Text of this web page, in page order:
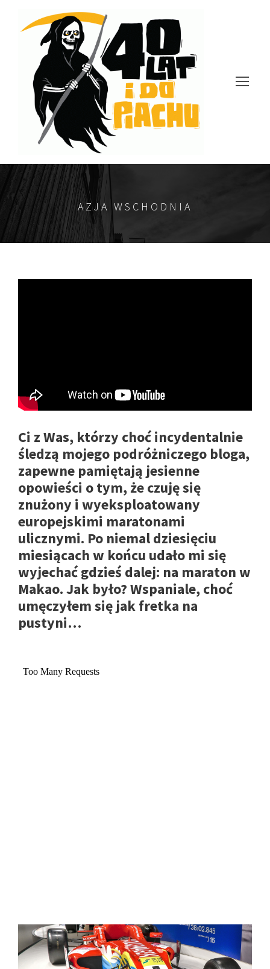
AZJA WSCHODNIA
Ci z Was, którzy choć incydentalnie
śledzą mojego podróżniczego bloga,
zapewne pamiętają jesienne
opowieści o tym, że czuję się
znużony i wyeksploatowany
europejskimi maratonami
ulicznymi. Po niemal dziesięciu
miesiącach w końcu udało mi się
wyjechać gdzieś dalej: na maraton w
Makao. Jak było? Wspaniale, choć
umęczyłem się jak fretka na
pustyni…